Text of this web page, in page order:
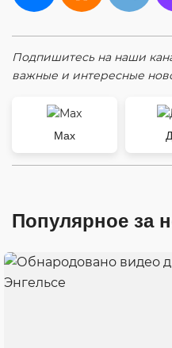
Подпишитесь на наши
важные и интересные
Max
Популярное за